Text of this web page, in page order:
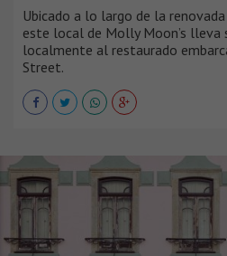
Ubicado a lo largo de la
este local de Molly Moon’s lleva
localmente al restaurado
Street.